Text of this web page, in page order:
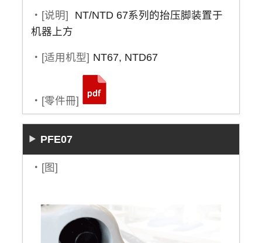
・[说明]
NT/NTD 67系列的抬压脚装置于
机器上方
・[适用机型] NT67, NTD67
・[零件冊]
PFE07
・[图]